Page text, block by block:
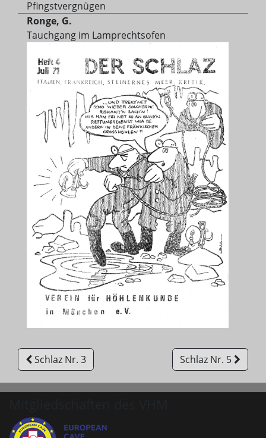
Pfingstvergnügen
Ronge, G.
Tauchgang im Lamprechtsofen
Schlaz Nr. 3 Schlaz Nr. 5